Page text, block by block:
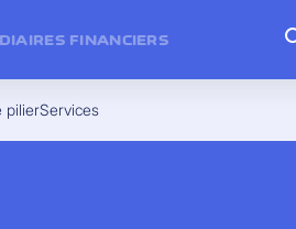
pilierServices
FINANCIERS